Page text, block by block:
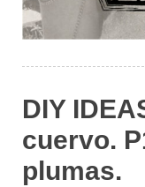
DIY
cuervo.
plumas.